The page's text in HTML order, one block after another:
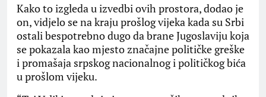
Kako to izgleda u izvedbi ovih prostora, dodao je
on, vidjelo se na kraju prošlog vijeka kada su Srbi
ostali bespotrebno dugo da brane Jugoslaviju koja
se pokazala kao mjesto značajne političke greške
i promašaja srpskog nacionalnog i političkog bića
u prošlom vijeku.